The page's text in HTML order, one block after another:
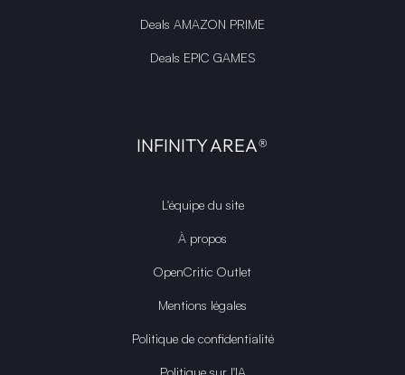
Deals AMAZON PRIME
Deals EPIC GAMES
INFINITY AREA®
L'équipe du site
À propos
OpenCritic Outlet
Mentions légales
Politique de confidentialité
Politique sur l'IA